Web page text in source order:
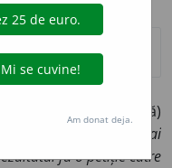
A cere (cu stăruință)
cu o cerere.
Se mai
fu o petiție către
Am donat deja.